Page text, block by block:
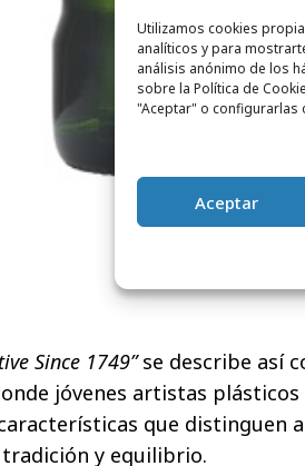
Utilizamos cookies
analíticos y para
análisis anónimo de los
sobre la Política de
"Aceptar" o configurarlas
Aceptar
Since 1749”se describe así
jóvenes artistas
que distinguen
tradición y equilibrio.